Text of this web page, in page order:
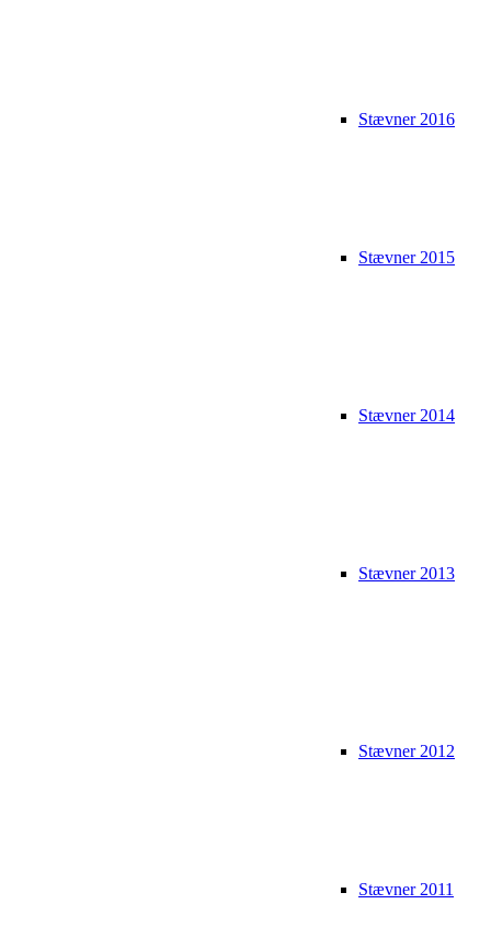
Stævner 2016
Stævner 2015
Stævner 2014
Stævner 2013
Stævner 2012
Stævner 2011